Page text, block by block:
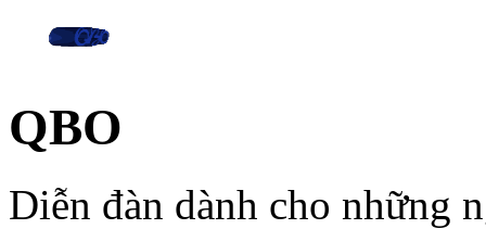
QBO
Diễn đàn dành cho những